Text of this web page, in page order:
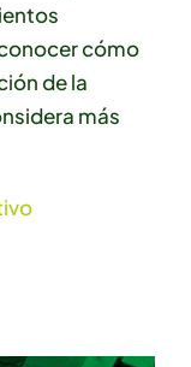
cómo
de la
más